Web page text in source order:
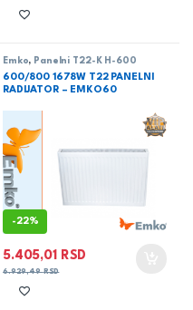
Emko, Panelni T22-K H-600
600/800 1678W T22 PANELNI
RADIJATOR – EMKO60
-22%
5.405,01 RSD
6.929,49RSD